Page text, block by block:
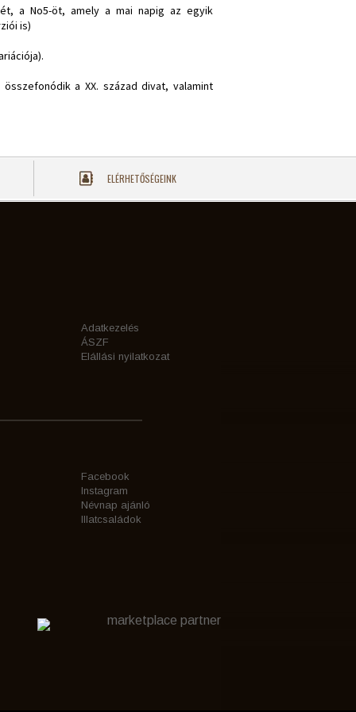
a No5-öt, amely a mai napig az egyik
is)
a XX. század divat, valamint
ELÉRHETŐSÉGEINK
Adatkezelés
ÁSZF
Elállási nyilatkozat
Facebook
Instagram
Névnap ajánló
Illatcsaládok
marketplace partner